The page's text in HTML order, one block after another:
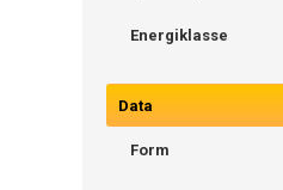
Energiklasse
Data
Form